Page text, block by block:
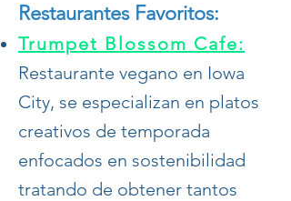
Restaurantes Favoritos:
Trumpet Blossom Cafe:
Restaurante vegano en Iowa
City, se especializan en platos
creativos de temporada
enfocados en sostenibilidad
tratando de obtener tantos